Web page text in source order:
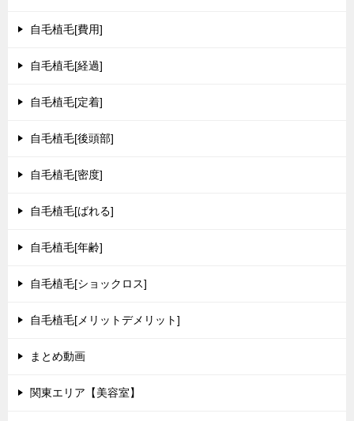
自毛植毛[費用]
自毛植毛[経過]
自毛植毛[定着]
自毛植毛[後頭部]
自毛植毛[密度]
自毛植毛[ばれる]
自毛植毛[年齢]
自毛植毛[ショックロス]
自毛植毛[メリットデメリット]
まとめ動画
関東エリア【美容室】